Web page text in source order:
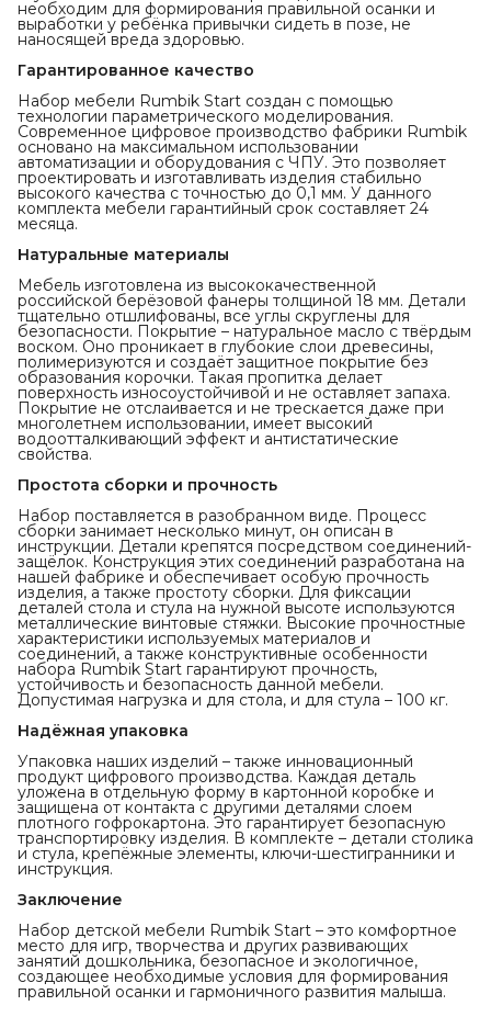
необходим для формирования правильной осанки и
выработки у ребёнка привычки сидеть в позе, не
наносящей вреда здоровью.
Гарантированное качество
Набор мебели Rumbik Start создан с помощью
технологии параметрического моделирования.
Современное цифровое производство фабрики Rumbik
основано на максимальном использовании
автоматизации и оборудования с ЧПУ. Это позволяет
проектировать и изготавливать изделия стабильно
высокого качества с точностью до 0,1 мм. У данного
комплекта мебели гарантийный срок составляет 24
месяца.
Натуральные материалы
Мебель изготовлена из высококачественной
российской берёзовой фанеры толщиной 18 мм. Детали
тщательно отшлифованы, все углы скруглены для
безопасности. Покрытие – натуральное масло с твёрдым
воском. Оно проникает в глубокие слои древесины,
полимеризуются и создаёт защитное покрытие без
образования корочки. Такая пропитка делает
поверхность износоустойчивой и не оставляет запаха.
Покрытие не отслаивается и не трескается даже при
многолетнем использовании, имеет высокий
водоотталкивающий эффект и антистатические
свойства.
Простота сборки и прочность
Набор поставляется в разобранном виде. Процесс
сборки занимает несколько минут, он описан в
инструкции. Детали крепятся посредством соединений-
защёлок. Конструкция этих соединений разработана на
нашей фабрике и обеспечивает особую прочность
изделия, а также простоту сборки. Для фиксации
деталей стола и стула на нужной высоте используются
металлические винтовые стяжки. Высокие прочностные
характеристики используемых материалов и
соединений, а также конструктивные особенности
набора Rumbik Start гарантируют прочность,
устойчивость и безопасность данной мебели.
Допустимая нагрузка и для стола, и для стула – 100 кг.
Надёжная упаковка
Упаковка наших изделий – также инновационный
продукт цифрового производства. Каждая деталь
уложена в отдельную форму в картонной коробке и
защищена от контакта с другими деталями слоем
плотного гофрокартона. Это гарантирует безопасную
транспортировку изделия. В комплекте – детали столика
и стула, крепёжные элементы, ключи-шестигранники и
инструкция.
Заключение
Набор детской мебели Rumbik Start – это комфортное
место для игр, творчества и других развивающих
занятий дошкольника, безопасное и экологичное,
создающее необходимые условия для формирования
правильной осанки и гармоничного развития малыша.